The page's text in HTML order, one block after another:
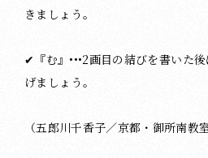
きましょう。
✔︎『む』•••2画目の結びを書いた
げましょう。
（五郎川千香子／京都・御所南教室